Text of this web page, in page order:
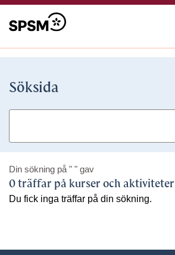
Söksida
Din sökning på " " gav
0 träffar på kurser och aktiviteter
Du fick inga träffar på din sökning.